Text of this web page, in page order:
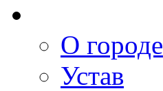
О городе
Устав